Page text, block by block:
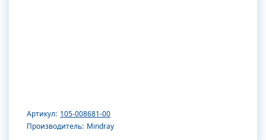
Артикул: 105-008681-00
Производитель: Mindray